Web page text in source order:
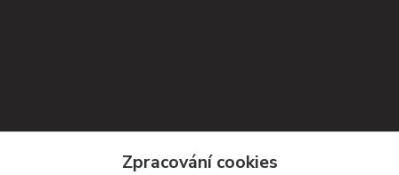
Zpracování cookies